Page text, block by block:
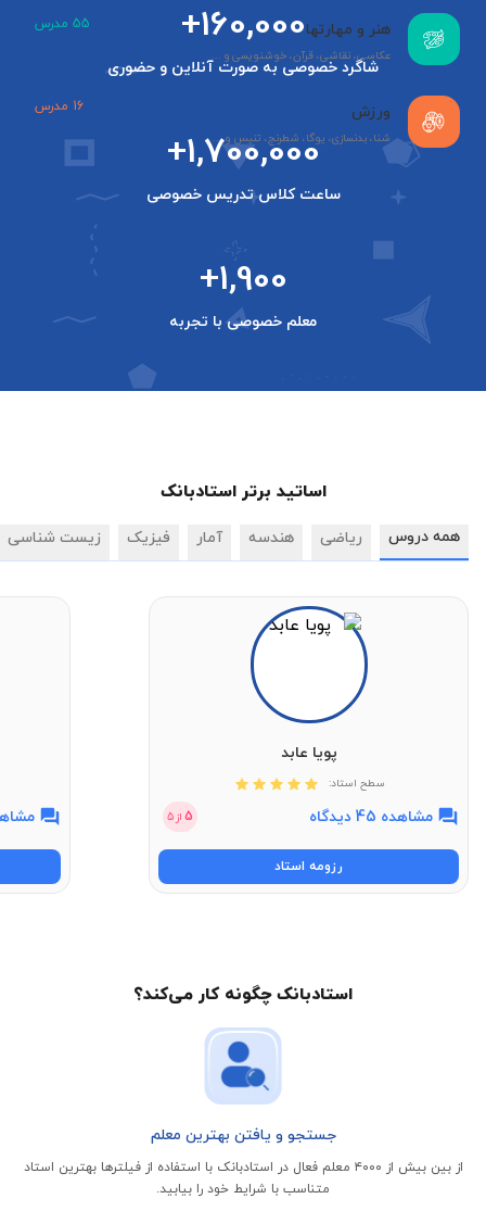
هنر و مهارتها
عکاسی، نقاشی، قرآن، خوشنویسی و ...
55 مدرس
ورزش
شنا، بدنسازی، یوگا، شطرنج، تنیس و ...
16 مدرس
+160,000
شاگرد خصوصی به صورت آنلاین و حضوری
+1,700,000
ساعت کلاس تدریس خصوصی
+1,900
معلم خصوصی با تجربه
اساتید برتر استادبانک
همه دروس ریاضی هندسه آمار فیزیک زیست شناسی
پویا عابد
سطح استاد:
مشاهده 45 دیدگاه 5 از 5
رزومه استاد
مشاهده
استادبانک چگونه کار می‌کند؟
جستجو و یافتن بهترین معلم
از بین بیش از ۴۰۰۰ معلم فعال در استادبانک با استفاده از فیلتر‌ها بهترین استاد
متناسب با شرایط خود را بیابید.